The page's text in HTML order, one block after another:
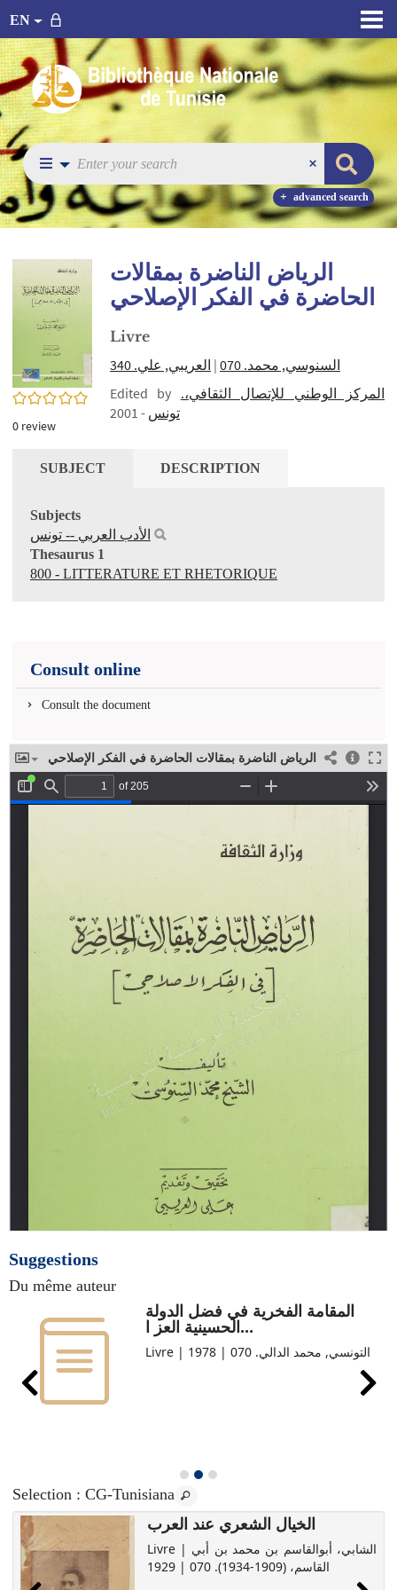
EN
advanced search
0/5
0 review
الرياض الناضرة بمقالات
الحاضرة في الفكر الإصلاحي
Livre
السنوسي, محمد. 070
| العريبي, علي. 340
Edited by المركز الوطني للإتصال الثقافي،.
تونس - 2001
SUBJECT DESCRIPTION
Subjects
الأدب العربي -- تونس
Thesaurus 1
800 - LITTERATURE ET RHETORIQUE
Consult online
Consult the document
الرياض الناضرة بمقالات الحاضرة في الفكر الإصلاحي
Suggestions
Du même auteur
المقامة الفخرية في فضل الدولة
الحسينية العز ا...
Livre | التونسي, محمد الدالي. 070 | 1978
Selection : CG-Tunisiana
الخيال الشعري عند العرب
Livre | الشابي، أبوالقاسم بن محمد بن أبي
القاسم، (1909-1934). 070 | 1929